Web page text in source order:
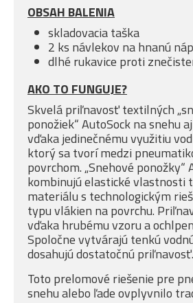
OBSAH BALENIA
skladovacia taška
2 ks návlekov na hnanú
dlhé rukavice proti
AKO TO FUNGUJE?
Skvelá priľnavosť textilných
ponožiek“ AutoSock na snehu
vďaka jedinečnému využitiu
ktorý sa tvorí medzi
povrchom. „Snehové ponožky“
kombinujú elastické vlastnosti
materiálu s technologickým
typu vlákien na povrchu.
vďaka hrubému vzoru a
Spoločne vytvárajú tenkú
dosahujú dostatočnú priľnavosť.
Toto prelomové riešenie pre
snehu alebo ľade ovplyvnilo